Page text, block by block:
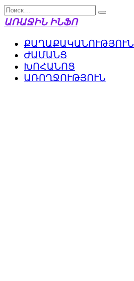
Перейти
к
Search
for:
ԱՌԱՋԻՆ ԻՆՖՈ
ՔԱՂԱՔԱԿԱՆՈՒԹՅՈՒՆ
ԺԱՄԱՆՑ
ԽՈՀԱՆՈՑ
ԱՌՈՂՋՈՒԹՅՈՒՆ